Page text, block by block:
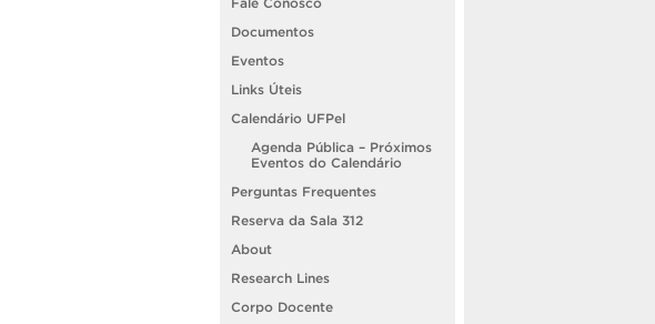
Fale Conosco
Documentos
Eventos
Links Úteis
Calendário UFPel
Agenda Pública – Próximos
Eventos do Calendário
Perguntas Frequentes
Reserva da Sala 312
About
Research Lines
Corpo Docente